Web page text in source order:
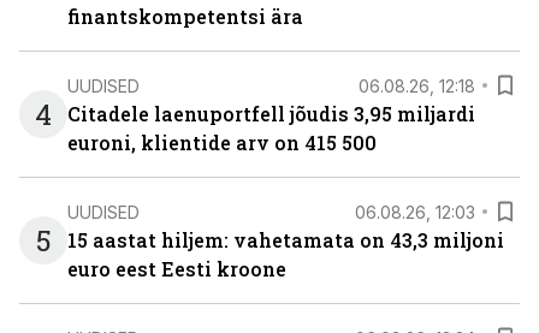
finantskompetentsi ära
4
UUDISED 06.08.26, 12:18
Citadele laenuportfell jõudis 3,95 miljardi
euroni, klientide arv on 415 500
5
UUDISED 06.08.26, 12:03
15 aastat hiljem: vahetamata on 43,3 miljoni
euro eest Eesti kroone